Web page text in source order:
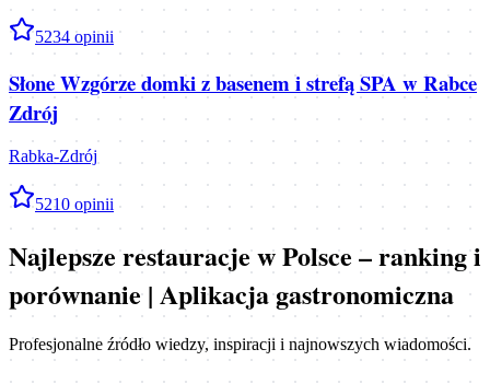
5234 opinii
Słone Wzgórze domki z basenem i strefą SPA w Rabce
Zdrój
Rabka-Zdrój
5210 opinii
Najlepsze restauracje w Polsce – ranking i
porównanie | Aplikacja gastronomiczna
Profesjonalne źródło wiedzy, inspiracji i najnowszych wiadomości.